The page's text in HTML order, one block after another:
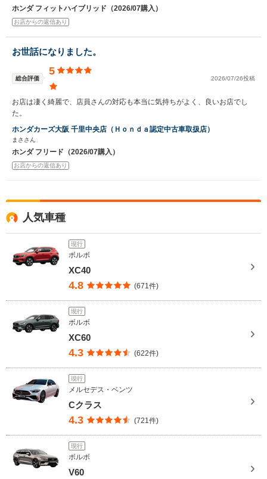
ホンダ フィットハイブリッド（2026/07購入）
お店からの返信あり
お世話になりました。
総合評価
5
2026/07/26投稿
お店は凄く綺麗で、店員さんの対応も本当に気持ちがよく、良いお店でし
た。
ホンダカーズ大阪 千里中央店（Ｈｏｎｄａ認定中古車取扱店）
まささん
ホンダ フリード（2026/07購入）
お店からの返信あり
人気車種
現行
ボルボ
XC40
4.8 (671件)
現行
ボルボ
XC60
4.3 (622件)
現行
メルセデス・ベンツ
Cクラス
4.3 (721件)
現行
ボルボ
V60